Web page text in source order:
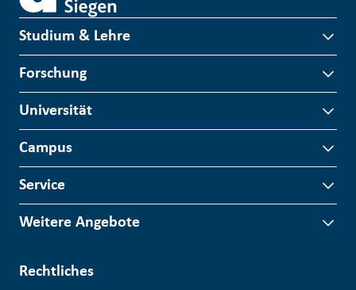
Studium & Lehre
Forschung
Universität
Campus
Service
Weitere Angebote
Rechtliches